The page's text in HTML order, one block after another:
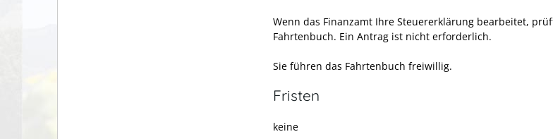
Wenn das Finanzamt Ihre Steuererklärung bearbeitet,
Fahrtenbuch. Ein Antrag ist nicht erforderlich.
Sie führen das Fahrtenbuch freiwillig.
Fristen
keine